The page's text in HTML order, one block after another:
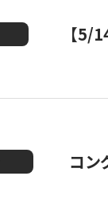
【5/
コン